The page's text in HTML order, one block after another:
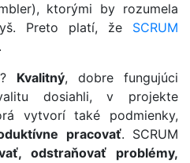
ktorými by rozumela
Preto platí, že SCRUM
Kvalitný, dobre fungujúci
dosiahli, v projekte
vytvorí také podmienky,
pracovať. SCRUM
odstraňovať problémy,